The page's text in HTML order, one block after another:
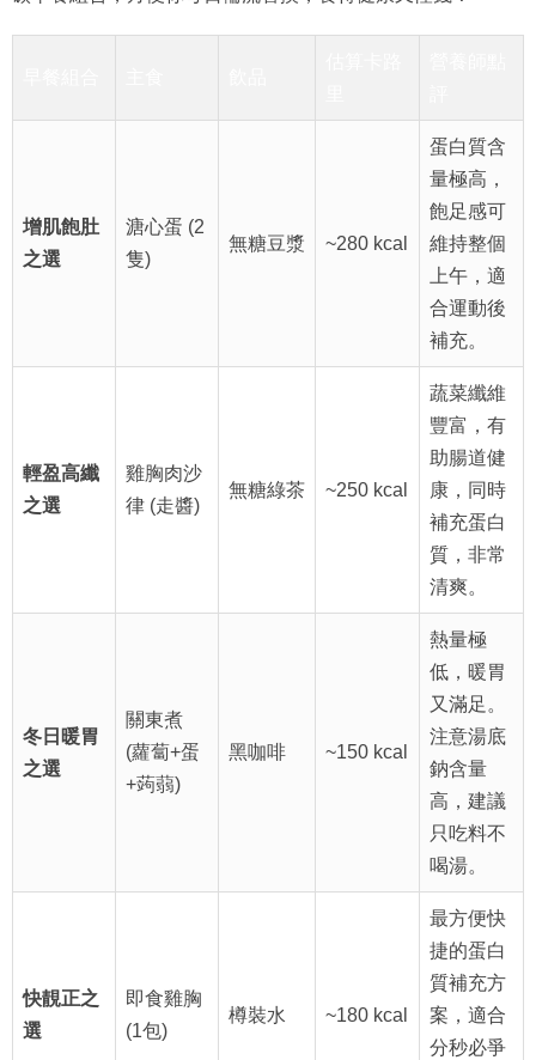
增肌飽肚
之選
溏心蛋 (2
隻)
無糖豆漿 ~280 kcal
蛋白質含
量極高，
飽足感可
維持整個
上午，適
合運動後
補充。
輕盈高纖
之選
雞胸肉沙
律 (走醬)
無糖綠茶 ~250 kcal
蔬菜纖維
豐富，有
助腸道健
康，同時
補充蛋白
質，非常
清爽。
冬日暖胃
之選
關東煮
(蘿蔔+蛋
+蒟蒻)
黑咖啡 ~150 kcal
熱量極
低，暖胃
又滿足。
注意湯底
鈉含量
高，建議
只吃料不
喝湯。
快靚正之
選
即食雞胸
(1包)
樽裝水 ~180 kcal
最方便快
捷的蛋白
質補充方
案，適合
分秒必爭